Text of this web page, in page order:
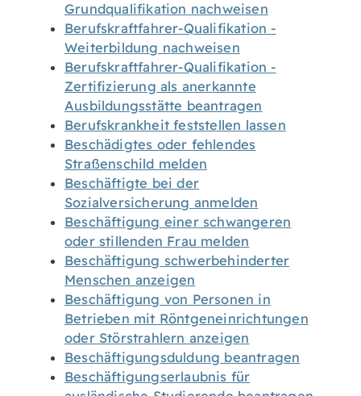
Grundqualifikation nachweisen
Berufskraftfahrer-Qualifikation -
Weiterbildung nachweisen
Berufskraftfahrer-Qualifikation -
Zertifizierung als anerkannte
Ausbildungsstätte beantragen
Berufskrankheit feststellen lassen
Beschädigtes oder fehlendes
Straßenschild melden
Beschäftigte bei der
Sozialversicherung anmelden
Beschäftigung einer schwangeren
oder stillenden Frau melden
Beschäftigung schwerbehinderter
Menschen anzeigen
Beschäftigung von Personen in
Betrieben mit Röntgeneinrichtungen
oder Störstrahlern anzeigen
Beschäftigungsduldung beantragen
Beschäftigungserlaubnis für